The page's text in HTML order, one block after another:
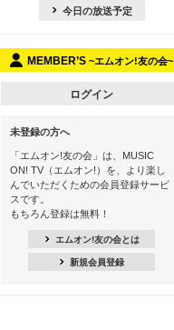
13:00
15:30
この夏聴きたい! サマーソングメドレ
ー【歌詞入り】 #4
16:30
あのころK-POPヒッツ! 2021年
今日の放送予定
MEMBER’S ~エムオン!友の会~
ログイン
未登録の方へ
「エムオン!友の会」は、MUSIC
ON! TV（エムオン!）を、より楽し
んでいただくための会員登録サービ
スです。
もちろん登録は無料！
エムオン!友の会とは
新規会員登録